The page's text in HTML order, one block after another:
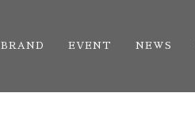
BRAND EVENT NEWS